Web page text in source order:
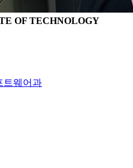
OF TECHNOLOGY
트웨어과